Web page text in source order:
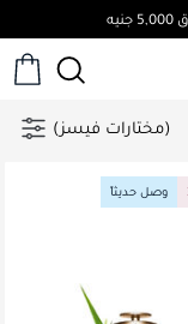
(مختارات فيسز)
وصل حديثاً